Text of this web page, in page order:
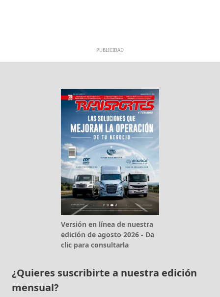
PUBLICIDAD
Versión en línea de nuestra
edición de agosto 2026 - Da
clic para consultarla
¿Quieres suscribirte a nuestra edición
mensual?